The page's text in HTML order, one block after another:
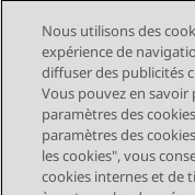
Send Feedback
Nous utilisons des
expérience de
diffuser des publicités
Vous pouvez en
paramètres des
paramètres des
les cookies", vous
cookies internes et de